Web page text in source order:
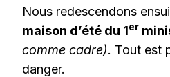
Nous redescendons
maison d’été du 1er
comme cadre). Tout est
danger.